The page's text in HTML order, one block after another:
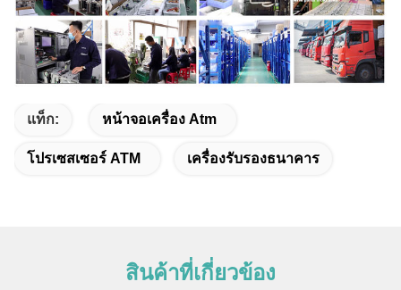
แท็ก: หน้าจอเครื่อง Atm
โปรเซสเซอร์ ATM เครื่องรับรองธนาคาร
สินค้าที่เกี่ยวข้อง